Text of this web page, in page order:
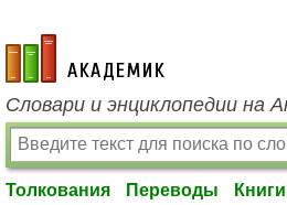
academic.ru
Словари и энциклопедии на
Толкования Переводы Книги